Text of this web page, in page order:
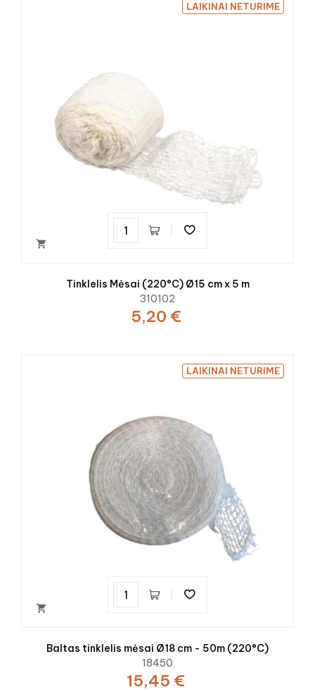

LAIKINAI NETURIME
Tinklelis Mėsai (220°C) Ø15 cm x 5 m
310102
5,20 €

LAIKINAI NETURIME
Baltas tinklelis mėsai Ø18 cm - 50m (220°C)
18450
15,45 €